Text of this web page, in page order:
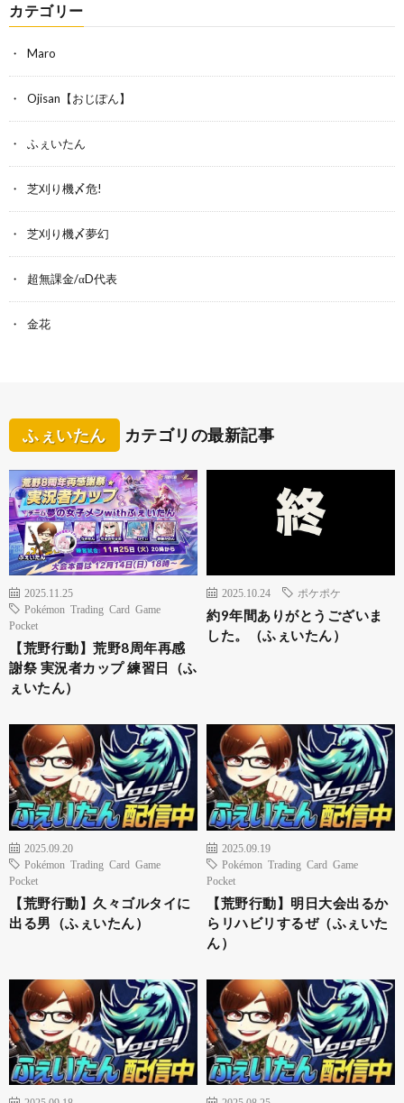
カテゴリー
Maro
Ojisan【おじぽん】
ふぇいたん
芝刈り機〆危!
芝刈り機〆夢幻
超無課金/αD代表
金花
ふぇいたん カテゴリの最新記事
2025.11.25
Pokémon Trading Card Game
Pocket
【荒野行動】荒野8周年再感
謝祭 実況者カップ 練習日（ふ
ぇいたん）
2025.10.24 ポケポケ
約9年間ありがとうございま
した。（ふぇいたん）
2025.09.20
Pokémon Trading Card Game
Pocket
【荒野行動】久々ゴルタイに
出る男（ふぇいたん）
2025.09.19
Pokémon Trading Card Game
Pocket
【荒野行動】明日大会出るか
らリハビリするぜ（ふぇいた
ん）